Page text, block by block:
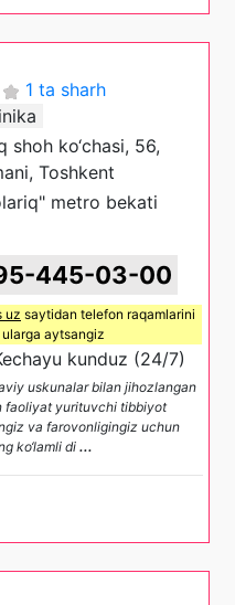
1 ta sharh
shoh ko‘chasi, 56,
Toshkent
metro bekati
445-03-00
uz saytidan telefon raqamlarini
aytsangiz
kunduz (24/7)
uskunalar bilan jihozlangan
faoliyat yurituvchi tibbiyot
va farovonligingiz uchun
ko‘lamli di ...